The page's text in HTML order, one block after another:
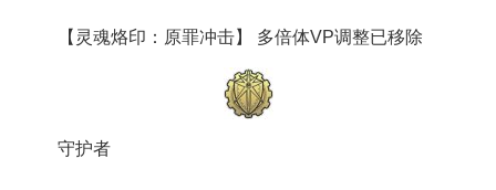
【灵魂烙印：原罪冲击】 多倍体VP调整已移除
守护者